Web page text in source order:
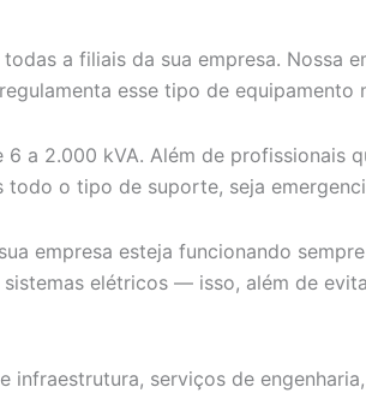
a filiais da sua empresa. Nossa
esse tipo de equipamento
a 2.000 kVA. Além de profissionais
o tipo de suporte, seja
empresa esteja funcionando
elétricos — isso, além de
infraestrutura, serviços de